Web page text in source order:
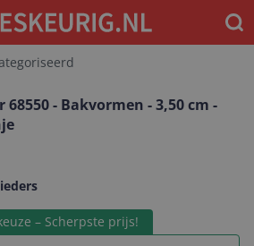
68550 - Bakvormen - 3,50 cm -
– Scherpste prijs!